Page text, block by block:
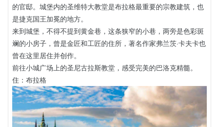
的官邸。城堡内的圣维特大教堂是布拉格最重要的宗教建筑，也
是捷克国王加冕的地方。
来到城堡，不得不提到黄金巷，这条狭窄的小巷，两旁是色彩斑
斓的小房子，曾是金匠和工匠的住所，著名作家弗兰茨·卡夫卡也
曾在这里居住并创作。
前往小城广场上的圣尼古拉斯教堂，感受完美的巴洛克精髓。
住：布拉格